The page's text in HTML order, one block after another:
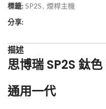
標籤: SP2S, 煙桿主機
分享:
描述
思博瑞 SP2S 鈦
通用一代